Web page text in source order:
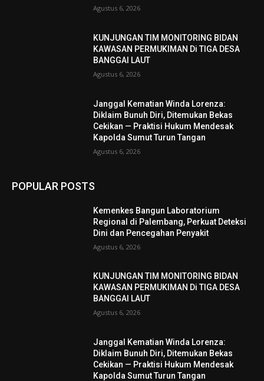
Agustus 6, 2026
KUNJUNGAN TIM MONITORING BIDAN
KAWASAN PERMUKIMAN Di TIGA DESA
BANGGAI LAUT
Agustus 6, 2026
Janggal Kematian Winda Lorenza:
Diklaim Bunuh Diri, Ditemukan Bekas
Cekikan — Praktisi Hukum Mendesak
Kapolda Sumut Turun Tangan
Agustus 6, 2026
POPULAR POSTS
Kemenkes Bangun Laboratorium
Regional di Palembang, Perkuat Deteksi
Dini dan Pencegahan Penyakit
Agustus 6, 2026
KUNJUNGAN TIM MONITORING BIDAN
KAWASAN PERMUKIMAN Di TIGA DESA
BANGGAI LAUT
Agustus 6, 2026
Janggal Kematian Winda Lorenza:
Diklaim Bunuh Diri, Ditemukan Bekas
Cekikan — Praktisi Hukum Mendesak
Kapolda Sumut Turun Tangan